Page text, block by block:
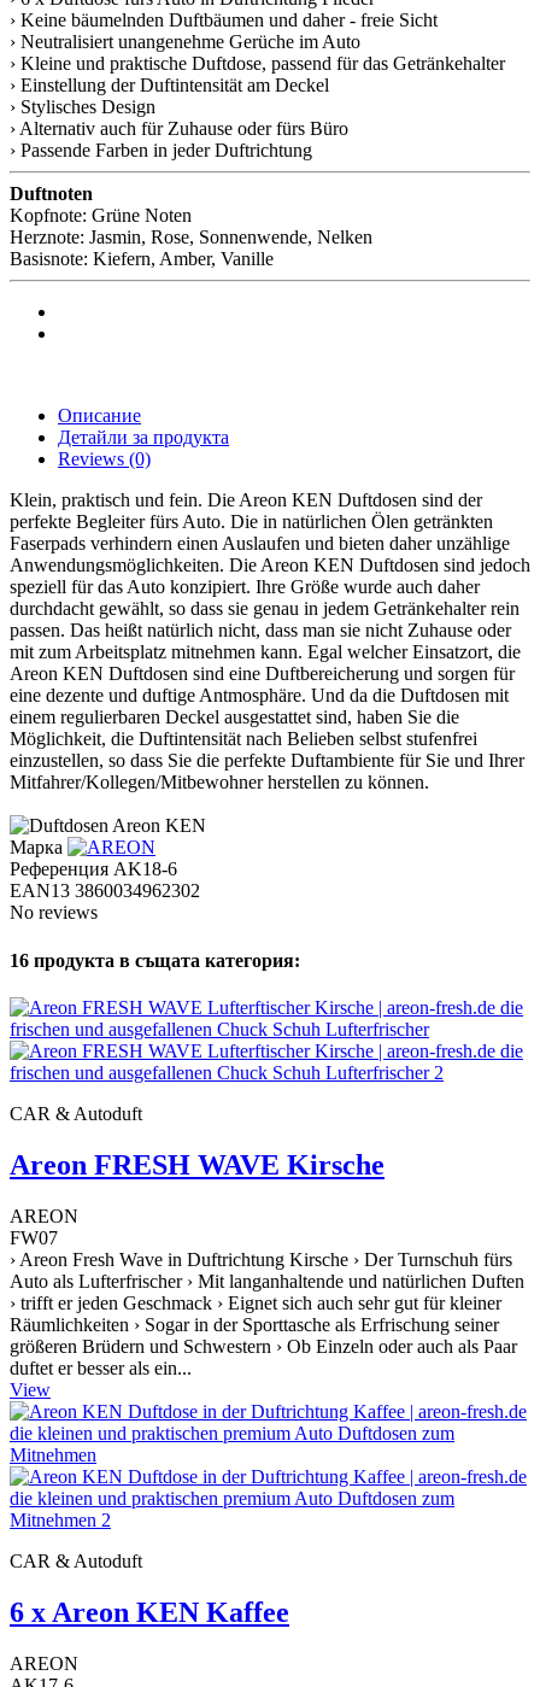
› Keine bäumelnden Duftbäumen und daher - freie Sicht
› Neutralisiert unangenehme Gerüche im Auto
› Kleine und praktische Duftdose, passend für das Getränkehalter
› Einstellung der Duftintensität am Deckel
› Stylisches Design
› Alternativ auch für Zuhause oder fürs Büro
› Passende Farben in jeder Duftrichtung
Duftnoten
Kopfnote: Grüne Noten
Herznote: Jasmin, Rose, Sonnenwende, Nelken
Basisnote: Kiefern, Amber, Vanille
Описание
Детайли за продукта
Reviews (0)
Klein, praktisch und fein. Die Areon KEN Duftdosen sind der
perfekte Begleiter fürs Auto. Die in natürlichen Ölen getränkten
Faserpads verhindern einen Auslaufen und bieten daher unzählige
Anwendungsmöglichkeiten. Die Areon KEN Duftdosen sind jedoch
speziell für das Auto konzipiert. Ihre Größe wurde auch daher
durchdacht gewählt, so dass sie genau in jedem Getränkehalter rein
passen. Das heißt natürlich nicht, dass man sie nicht Zuhause oder
mit zum Arbeitsplatz mitnehmen kann. Egal welcher Einsatzort, die
Areon KEN Duftdosen sind eine Duftbereicherung und sorgen für
eine dezente und duftige Antmosphäre. Und da die Duftdosen mit
einem regulierbaren Deckel ausgestattet sind, haben Sie die
Möglichkeit, die Duftintensität nach Belieben selbst stufenfrei
einzustellen, so dass Sie die perfekte Duftambiente für Sie und Ihrer
Mitfahrer/Kollegen/Mitbewohner herstellen zu können.
Марка
Референция AK18-6
EAN13 3860034962302
No reviews
16 продукта в същата категория:
CAR & Autoduft
Areon FRESH WAVE Kirsche
AREON
FW07
› Areon Fresh Wave in Duftrichtung Kirsche › Der Turnschuh fürs
Auto als Lufterfrischer › Mit langanhaltende und natürlichen Duften
› trifft er jeden Geschmack › Eignet sich auch sehr gut für kleiner
Räumlichkeiten › Sogar in der Sporttasche als Erfrischung seiner
größeren Brüdern und Schwestern › Ob Einzeln oder auch als Paar
duftet er besser als ein...
View
CAR & Autoduft
6 x Areon KEN Kaffee
AREON